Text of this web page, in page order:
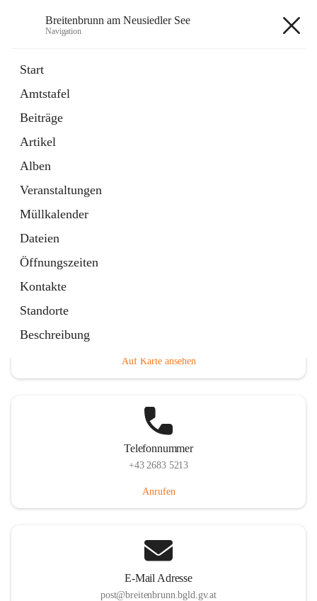
Breitenbrunn am Neusiedler See
Navigation
Start
Amtstafel
Beiträge
Artikel
Alben
Veranstaltungen
Müllkalender
Dateien
Öffnungszeiten
Kontakte
Standorte
Beschreibung
18 Schnellzugriffe
Gemeindeservice
Auf Karte ansehen
Telefonnummer
+43 2683 5213
Anrufen
E-Mail Adresse
post@breitenbrunn.bgld.gv.at